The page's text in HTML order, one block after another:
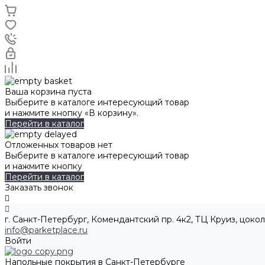
Ваша корзина пуста
Выберите в каталоге интересующий товар
и нажмите кнопку «В корзину».
Перейти в каталог
Отложенных товаров нет
Выберите в каталоге интересующий товар
и нажмите кнопку
Перейти в каталог
Заказать звонок
г. Санкт-Петербург, Комендантский пр. 4к2, ТЦ Круиз,
info@parketplace.ru
Войти
Напольные покрытия в Санкт-Петербурге